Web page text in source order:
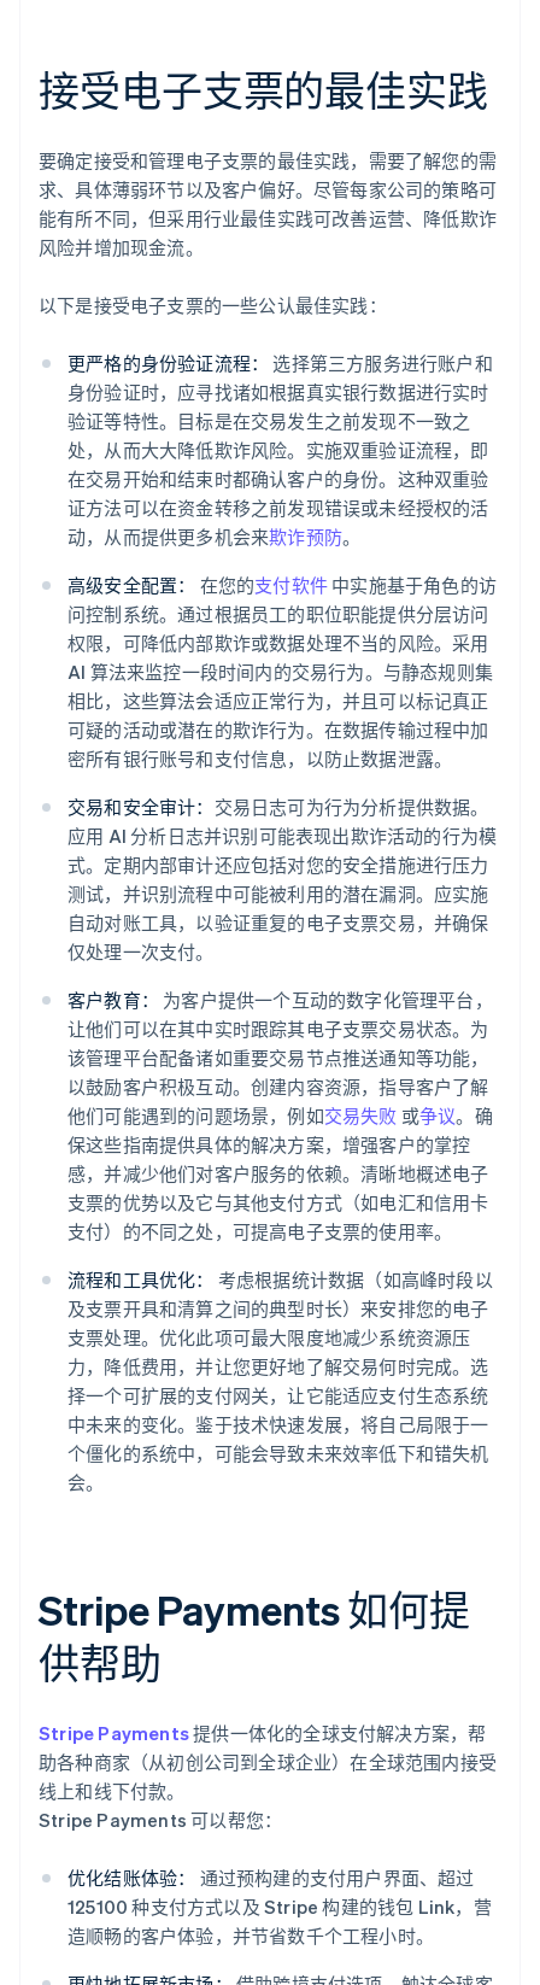
接受电子支票的最佳实践
要确定接受和管理电子支票的最佳实践，需要了解您的需
求、具体薄弱环节以及客户偏好。尽管每家公司的策略可
能有所不同，但采用行业最佳实践可改善运营、降低欺诈
风险并增加现金流。
以下是接受电子支票的一些公认最佳实践：
更严格的身份验证流程：
选择第三方服务进行账户和
身份验证时，应寻找诸如根据真实银行数据进行实时
验证等特性。目标是在交易发生之前发现不一致之
处，从而大大降低欺诈风险。实施双重验证流程，即
在交易开始和结束时都确认客户的身份。这种双重验
证方法可以在资金转移之前发现错误或未经授权的活
动，从而提供更多机会来欺诈预防。
高级安全配置：
在您的支付软件 中实施基于角色的访
问控制系统。通过根据员工的职位职能提供分层访问
权限，可降低内部欺诈或数据处理不当的风险。采用
AI 算法来监控一段时间内的交易行为。与静态规则集
相比，这些算法会适应正常行为，并且可以标记真正
可疑的活动或潜在的欺诈行为。在数据传输过程中加
密所有银行账号和支付信息，以防止数据泄露。
交易和安全审计： 交易日志可为行为分析提供数据。
应用 AI 分析日志并识别可能表现出欺诈活动的行为模
式。定期内部审计还应包括对您的安全措施进行压力
测试，并识别流程中可能被利用的潜在漏洞。应实施
自动对账工具，以验证重复的电子支票交易，并确保
仅处理一次支付。
客户教育：
为客户提供一个互动的数字化管理平台，
让他们可以在其中实时跟踪其电子支票交易状态。为
该管理平台配备诸如重要交易节点推送通知等功能，
以鼓励客户积极互动。创建内容资源，指导客户了解
他们可能遇到的问题场景，例如交易失败 或争议。确
保这些指南提供具体的解决方案，增强客户的掌控
感，并减少他们对客户服务的依赖。清晰地概述电子
支票的优势以及它与其他支付方式（如电汇和信用卡
支付）的不同之处，可提高电子支票的使用率。
流程和工具优化：
考虑根据统计数据（如高峰时段以
及支票开具和清算之间的典型时长）来安排您的电子
支票处理。优化此项可最大限度地减少系统资源压
力，降低费用，并让您更好地了解交易何时完成。选
择一个可扩展的支付网关，让它能适应支付生态系统
中未来的变化。鉴于技术快速发展，将自己局限于一
个僵化的系统中，可能会导致未来效率低下和错失机
会。
Stripe Payments 如何提
供帮助
Stripe Payments提供一体化的全球支付解决方案，帮
助各种商家（从初创公司到全球企业）在全球范围内接受
线上和线下付款。
Stripe Payments 可以帮您：
优化结账体验：
通过预构建的支付用户界面、超过
125100 种支付方式以及 Stripe 构建的钱包 Link，营
造顺畅的客户体验，并节省数千个工程小时。